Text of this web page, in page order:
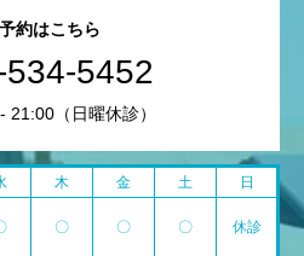
約はこちら
5452
21:00（日曜休診）
木 金 土
日
〇 〇 〇 休診